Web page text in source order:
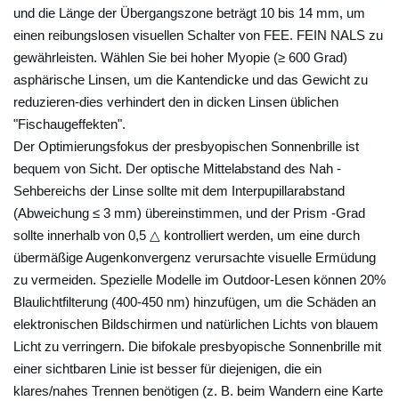
e
n
b
r
i
l
l
e
d
e
r
K
i
n
d
e
und die Länge der Übergangszone beträgt 10 bis 14 mm, um
einen reibungslosen visuellen Schalter von FEE. FEIN NALS zu
gewährleisten. Wählen Sie bei hoher Myopie (≥ 600 Grad)
asphärische Linsen, um die Kantendicke und das Gewicht zu
reduzieren-dies verhindert den in dicken Linsen üblichen
"Fischaugeffekten".
Der Optimierungsfokus der presbyopischen Sonnenbrille ist
bequem von Sicht. Der optische Mittelabstand des Nah -
Sehbereichs der Linse sollte mit dem Interpupillarabstand
(Abweichung ≤ 3 mm) übereinstimmen, und der Prism -Grad
sollte innerhalb von 0,5 △ kontrolliert werden, um eine durch
übermäßige Augenkonvergenz verursachte visuelle Ermüdung
zu vermeiden. Spezielle Modelle im Outdoor-Lesen können 20%
Blaulichtfilterung (400-450 nm) hinzufügen, um die Schäden an
elektronischen Bildschirmen und natürlichen Lichts von blauem
Licht zu verringern. Die bifokale presbyopische Sonnenbrille mit
einer sichtbaren Linie ist besser für diejenigen, die ein
klares/nahes Trennen benötigen (z. B. beim Wandern eine Karte